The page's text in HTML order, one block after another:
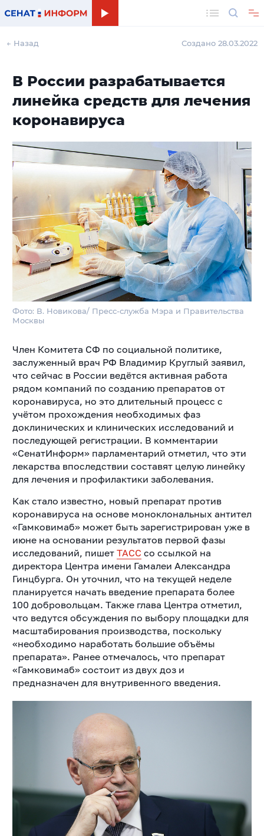
← Назад Создано 28.03.2022
В России разрабатывается
линейка средств для лечения
коронавируса
Фото: В. Новикова/ Пресс-служба Мэра и Правительства
Москвы
Член Комитета СФ по социальной политике,
заслуженный врач РФ Владимир Круглый заявил,
что сейчас в России ведётся активная работа
рядом компаний по созданию препаратов от
коронавируса, но это длительный процесс с
учётом прохождения необходимых фаз
доклинических и клинических исследований и
последующей регистрации. В комментарии
«СенатИнформ» парламентарий отметил, что эти
лекарства впоследствии составят целую линейку
для лечения и профилактики заболевания.
Как стало известно, новый препарат против
коронавируса на основе моноклональных антител
«Гамковимаб» может быть зарегистрирован уже в
июне на основании результатов первой фазы
исследований, пишет ТАСС со ссылкой на
директора Центра имени Гамалеи Александра
Гинцбурга. Он уточнил, что на текущей неделе
планируется начать введение препарата более
100 добровольцам. Также глава Центра отметил,
что ведутся обсуждения по выбору площадки для
масштабирования производства, поскольку
«необходимо наработать большие объёмы
препарата». Ранее отмечалось, что препарат
«Гамковимаб» состоит из двух доз и
предназначен для внутривенного введения.